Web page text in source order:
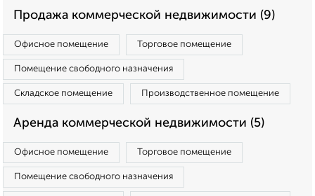
Продажа коммерческой недвижимости (9)
Офисное помещение Торговое помещение
Помещение свободного назначения
Складское помещение Производственное помещение
Аренда коммерческой недвижимости (5)
Офисное помещение Торговое помещение
Помещение свободного назначения